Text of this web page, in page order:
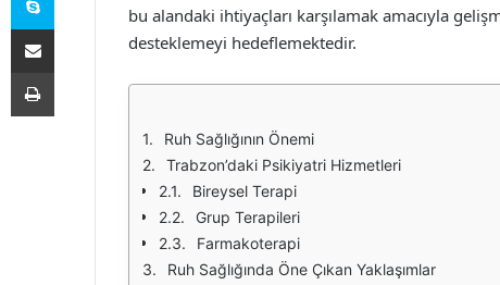
bu alandaki ihtiyaçları karşılamak amacıyla
desteklemeyi hedeflemektedir.
Ruh Sağlığının Önemi
Trabzon’daki Psikiyatri Hizmetleri
Bireysel Terapi
Grup Terapileri
Farmakoterapi
Ruh Sağlığında Öne Çıkan Yaklaşımlar
E-Posta ile paylaş